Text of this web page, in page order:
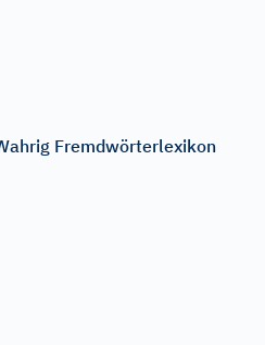
Fremdwörterlexikon